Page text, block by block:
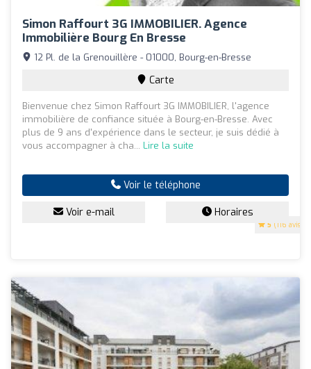
Simon Raffourt 3G IMMOBILIER. Agence
Immobilière Bourg En Bresse
5 (116 avis)
12 Pl. de la Grenouillère - 01000, Bourg-en-Bresse
Carte
Bienvenue chez Simon Raffourt 3G IMMOBILIER, l'agence
immobilière de confiance située à Bourg-en-Bresse. Avec
plus de 9 ans d'expérience dans le secteur, je suis dédié à
vous accompagner à cha... Lire la suite
Voir le téléphone
Voir e-mail Horaires